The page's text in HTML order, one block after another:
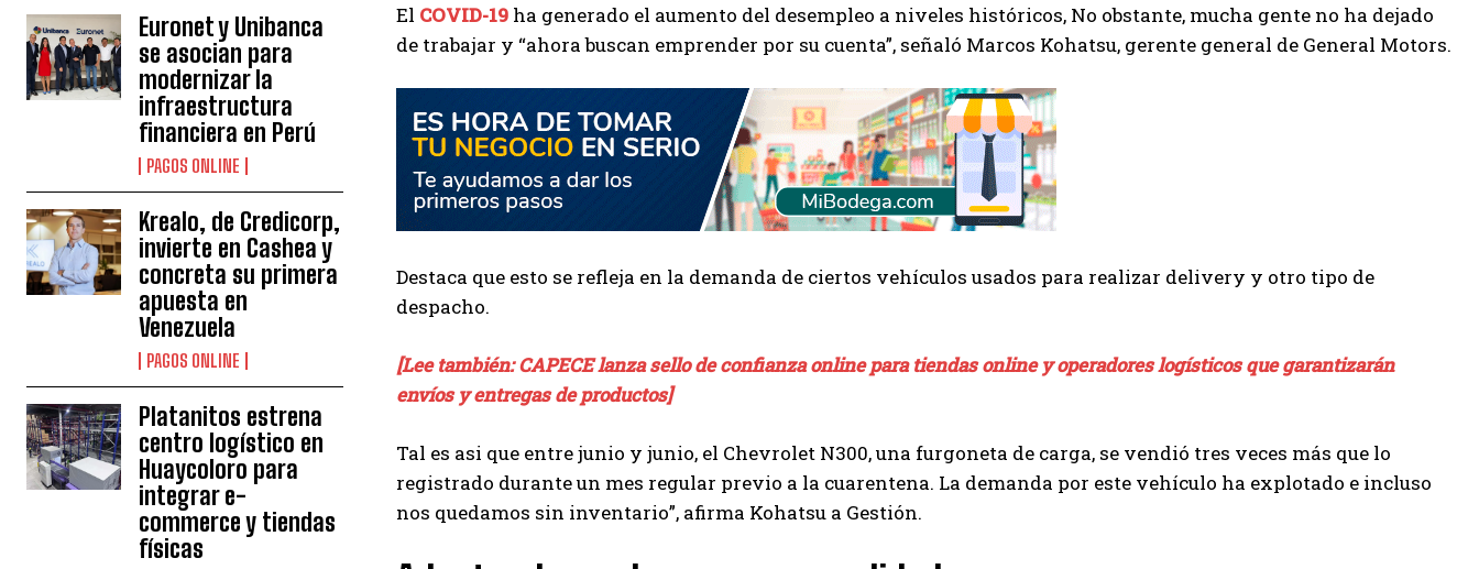
Euronet y Unibanca
se asocian para
modernizar la
infraestructura
financiera en Perú
PAGOS ONLINE
Krealo, de Credicorp,
invierte en Cashea y
concreta su primera
apuesta en
Venezuela
PAGOS ONLINE
Platanitos estrena
centro logístico en
Huaycoloro para
integrar e-
commerce y tiendas
físicas
El COVID-19 ha generado el aumento del desempleo a niveles históricos, No obstante, mucha gente no ha dejado
de trabajar y “ahora buscan emprender por su cuenta”, señaló Marcos Kohatsu, gerente general de General Motors.
Destaca que esto se refleja en la demanda de ciertos vehículos usados para realizar delivery y otro tipo de
despacho.
[Lee también: CAPECE lanza sello de confianza online para tiendas online y operadores logísticos que garantizarán
envíos y entregas de productos]
Tal es asi que entre junio y junio, el Chevrolet N300, una furgoneta de carga, se vendió tres veces más que lo
registrado durante un mes regular previo a la cuarentena. La demanda por este vehículo ha explotado e incluso
nos quedamos sin inventario”, afirma Kohatsu a Gestión.